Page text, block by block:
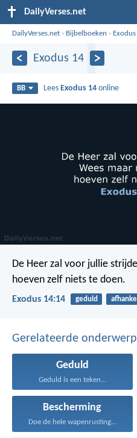
DailyVerses.net
DailyVerses.net › Bijbelboeken › Exodus
Exodus 14
BB Lees Exodus 14 online
De Heer zal voor jullie
hoeven zelf niets te doen.
Exodus 14:14 geduld
Gerelateerde
Geduld
Geduld is een teken...
Bescherming
Doe de hele wapenrusting...